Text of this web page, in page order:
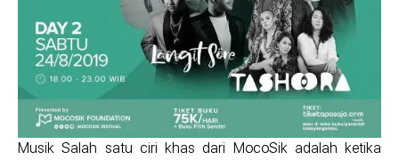
Musik Salah satu ciri khas dari MocoSik adalah ketika